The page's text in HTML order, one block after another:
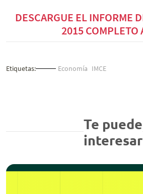
DESCARGUE EL INFORME
2015 COMPLETO
Etiquetas: Economía IMCE
Te puede
interesar